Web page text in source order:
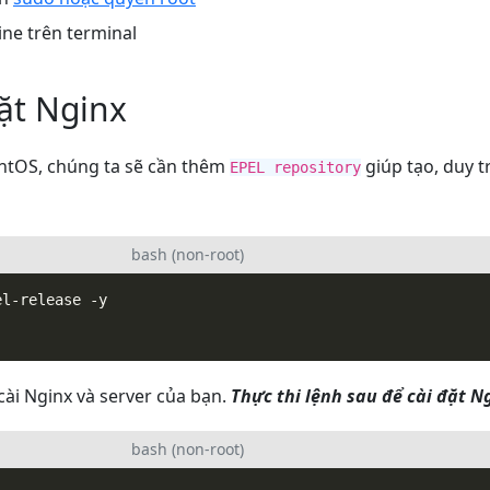
trên terminal
Nginx
chúng ta sẽ cần thêm EPEL repository giúp tạo, duy
bash (non-root)
Nginx và server của bạn. Thực thi lệnh sau để cài đặt
bash (non-root)